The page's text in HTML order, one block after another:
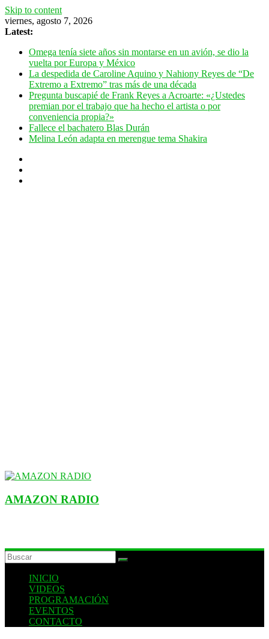
Skip to content
viernes, agosto 7, 2026
Latest:
Omega tenía siete años sin montarse en un avión, se dio la
vuelta por Europa y México
La despedida de Caroline Aquino y Nahiony Reyes de “De
Extremo a Extremo” tras más de una década
Pregunta buscapié de Frank Reyes a Acroarte: «¿Ustedes
premian por el trabajo que ha hecho el artista o por
conveniencia propia?»
Fallece el bachatero Blas Durán
Melina León adapta en merengue tema Shakira
AMAZON RADIO
INICIO
VIDEOS
PROGRAMACIÓN
EVENTOS
CONTACTO